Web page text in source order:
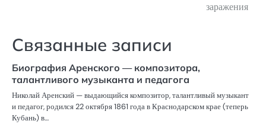
заражения
Связанные записи
Биография Аренского — композитора,
талантливого музыканта и педагога
Николай Аренский — выдающийся композитор, талантливый музыкант
и педагог, родился 22 октября 1861 года в Краснодарском крае (теперь
Кубань) в…